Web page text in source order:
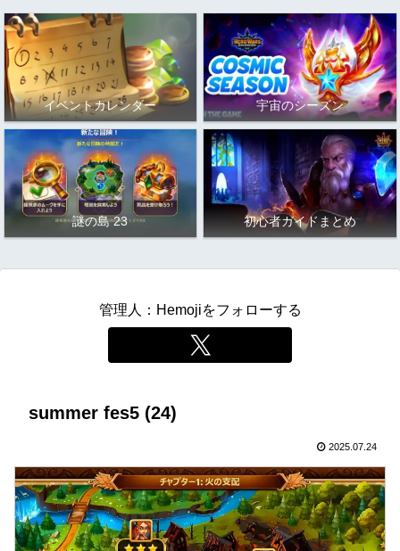
イベントカレンダー 宇宙のシーズン
謎の島 23 初心者ガイドまとめ
管理人：Hemojiをフォローする
summer fes5 (24)
2025.07.24